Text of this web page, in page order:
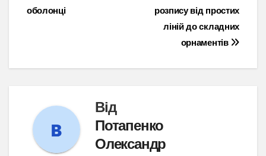
розпису від простих
ліній до складних
орнаментів
оболонці
Від
Потапенко
Олександр